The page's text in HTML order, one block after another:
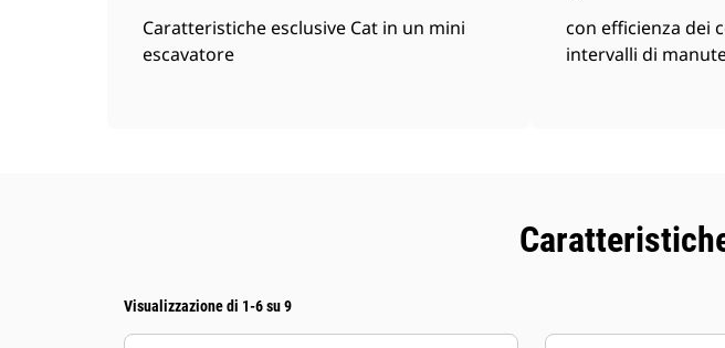
Caratteristiche esclusive Cat in un mini
escavatore
con efficienza dei
intervalli di
Visualizzazione di 1-6 su 9